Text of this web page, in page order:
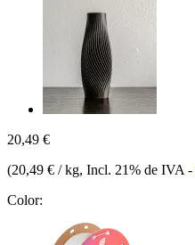
20,49 €
(20,49 € / kg, Incl. 21% de IVA -
Color: